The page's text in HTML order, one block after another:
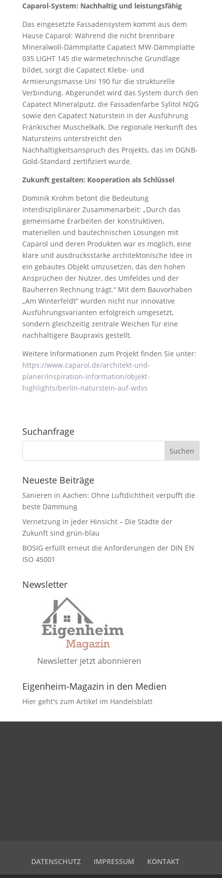
Caparol-System: Nachhaltig und leistungsfähig
Das eingesetzte Fassadensystem kommt aus dem
Hause Caparol: Während die nicht brennbare
Mineralwoll-Dämmplatte Capatect MW-Dämmplatte
035 LIGHT 145 die wärmetechnische Grundlage
bildet, sorgt die Capatect Klebe- und
Armierungsmasse Uni 190 für die strukturelle
Verbindung. Abgerundet wird das System durch den
Capatect Mineralputz, die Fassadenfarbe Sylitol NQG
sowie den Capatect Naturstein in der Ausführung
Fränkischer Muschelkalk. Die regionale Herkunft des
Natursteins unterstreicht den
Nachhaltigkeitsanspruch des Projekts, das im DGNB-
Gold-Standard zertifiziert wurde.
Zukunft gestalten: Kooperation als Schlüssel
Dominik Krohm betont die Bedeutung
interdisziplinärer Zusammenarbeit: „Durch das
gemeinsame Erarbeiten der konstruktiven,
materiellen und bautechnischen Lösungen mit
Caparol und deren Produkten war es möglich, eine
klare und ausdrucksstarke architektonische Idee in
ein gebautes Objekt umzusetzen, das den hohen
Ansprüchen der Nutzer, des Umfeldes und der
Bauherren Rechnung trägt.“ Mit dem Bauvorhaben
„Am Winterfeldt“ wurden nicht nur innovative
Ausführungsvarianten erfolgreich umgesetzt,
sondern gleichzeitig zentrale Weichen für eine
nachhaltigere Baupraxis gestellt.
Weitere Informationen zum Projekt finden Sie unter:
https://www.caparol.de/architekt-und-
planer/inspiration-information/objekt-
highlights/berlin-naturstein-auf-wdvs
Suchanfrage
Neueste Beiträge
Sanieren in Aachen: Ohne Luftdichtheit verpufft die
beste Dämmung
Vernetzung in jeder Hinsicht – Die Städte der
Zukunft sind grün-blau
BOSIG erfüllt erneut die Anforderungen der DIN EN
ISO 45001
Newsletter
Newsletter jetzt abonnieren
Eigenheim-Magazin in den Medien
Hier geht's zum Artikel im Handelsblatt
DATENSCHUTZ
DATENSCHUTZ IMPRESSUM KONTAKT